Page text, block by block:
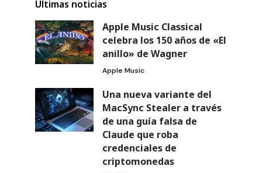
Últimas noticias
Apple Music Classical
celebra los 150 años de «El
anillo» de Wagner
Apple Music
Una nueva variante del
MacSync Stealer a través
de una guía falsa de
Claude que roba
credenciales de
criptomonedas